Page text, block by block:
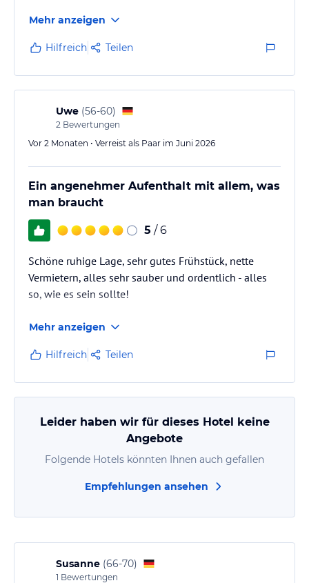
Mehr anzeigen
Hilfreich Teilen
Uwe (56-60)
2 Bewertungen
Vor 2 Monaten • Verreist als Paar im Juni 2026
Ein angenehmer Aufenthalt mit allem, was
man braucht
5 / 6
Schöne ruhige Lage, sehr gutes Frühstück, nette
Vermietern, alles sehr sauber und ordentlich - alles
so, wie es sein sollte!
Mehr anzeigen
Hilfreich Teilen
Leider haben wir für dieses Hotel keine
Angebote
Folgende Hotels könnten Ihnen auch gefallen
Empfehlungen ansehen
Susanne (66-70)
1 Bewertungen